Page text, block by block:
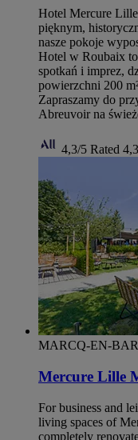
Hotel Mercure
pięknym,
nasze pokoje
Hotel w Roubaix
spotkań i imprez,
powierzchni 200
Zapraszamy do
Abreuvoir na
4,3/5 Rated
MARCQ-EN-
Mercure Lille
For business and
living spaces of
completely